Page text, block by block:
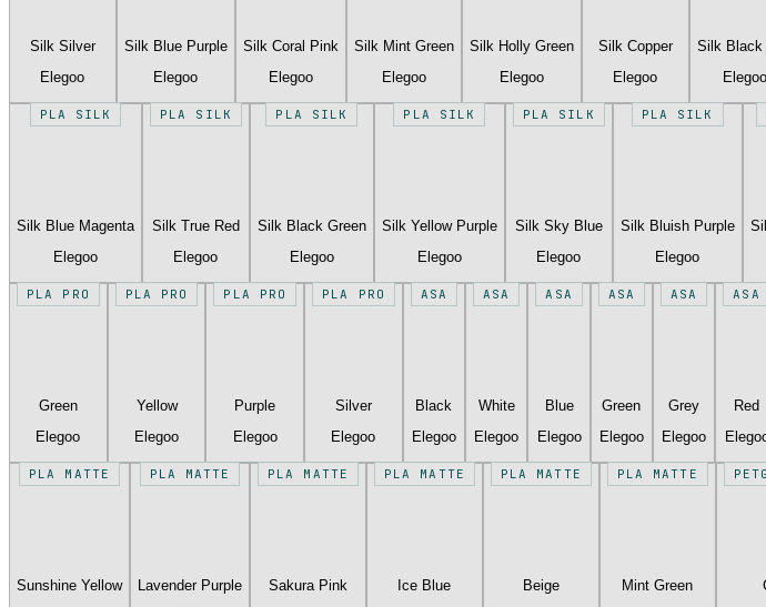
Silk Silver
Elegoo
Silk Blue Purple
Elegoo
Silk Coral Pink
Elegoo
Silk Mint Green
Elegoo
Silk Holly Green
Elegoo
Silk Copper
Elegoo
Silk Black
Elegoo
PLA SILK
Silk Blue Magenta
Elegoo
PLA SILK
Silk True Red
Elegoo
PLA SILK
Silk Black Green
Elegoo
PLA SILK
Silk Yellow Purple
Elegoo
PLA SILK
Silk Sky Blue
Elegoo
PLA SILK
Silk Bluish Purple
Elegoo
PLA PRO
Green
Elegoo
PLA PRO
Yellow
Elegoo
PLA PRO
Purple
Elegoo
PLA PRO
Silver
Elegoo
ASA
Black
Elegoo
ASA
White
Elegoo
ASA
Blue
Elegoo
ASA
Green
Elegoo
ASA
Grey
Elegoo
ASA
Red
PLA MATTE
Sunshine Yellow
PLA MATTE
Lavender Purple
PLA MATTE
Sakura Pink
PLA MATTE
Ice Blue
PLA MATTE
Beige
PLA MATTE
Mint Green